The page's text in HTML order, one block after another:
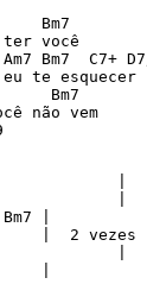
você
te esquecer
não vem